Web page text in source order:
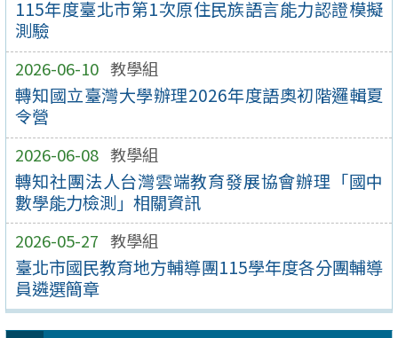
115年度臺北市第1次原住民族語言能力認證模擬
測驗
2026-06-10 教學組
轉知國立臺灣大學辦理2026年度語奧初階邏輯夏
令營
2026-06-08 教學組
轉知社團法人台灣雲端教育發展協會辦理「國中
數學能力檢測」相關資訊
2026-05-27 教學組
臺北市國民教育地方輔導團115學年度各分團輔導
員遴選簡章